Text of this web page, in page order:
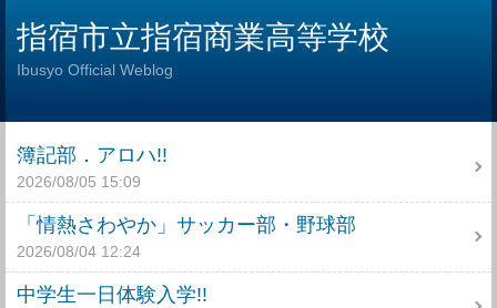
指宿市立指宿商業高等学校
Ibusyo Official Weblog
簿記部．アロハ!!
2026/08/05 15:09
「情熱さわやか」サッカー部・野球部
2026/08/04 12:24
中学生一日体験入学!!